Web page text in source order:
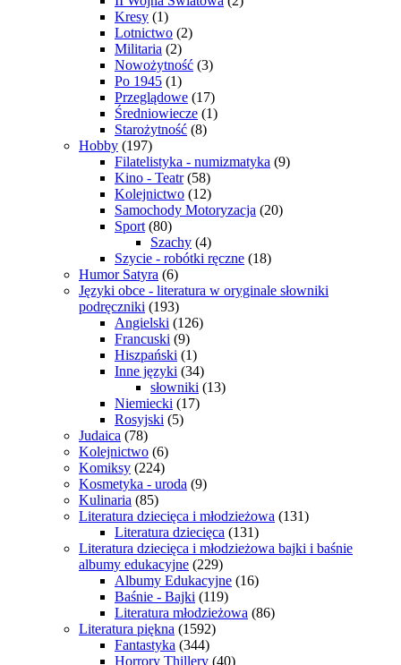
Kresy (1)
Lotnictwo (2)
Militaria (2)
Nowożytność (3)
Po 1945 (1)
Przeglądowe (17)
Średniowiecze (1)
Starożytność (8)
Hobby (197)
Filatelistyka - numizmatyka (9)
Kino - Teatr (58)
Kolejnictwo (12)
Samochody Motoryzacja (20)
Sport (80)
Szachy (4)
Szycie - robótki ręczne (18)
Humor Satyra (6)
Języki obce - literatura w oryginale słowniki
podręczniki (193)
Angielski (126)
Francuski (9)
Hiszpański (1)
Inne języki (34)
słowniki (13)
Niemiecki (17)
Rosyjski (5)
Judaica (78)
Kolejnictwo (6)
Komiksy (224)
Kosmetyka - uroda (9)
Kulinaria (85)
Literatura dziecięca i młodzieżowa (131)
Literatura dziecięca (131)
Literatura dziecięca i młodzieżowa bajki i baśnie
albumy edukacyjne (229)
Albumy Edukacyjne (16)
Baśnie - Bajki (119)
Literatura młodzieżowa (86)
Literatura piękna (1592)
Fantastyka (344)
Horrory Thillery (40)